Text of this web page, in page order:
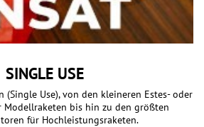
SINGLE USE
(Single Use), von den kleineren Estes- oder
Modellraketen bis hin zu den größten
für Hochleistungsraketen.